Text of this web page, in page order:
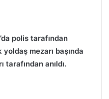
polis tarafından
mezarı başında
tarafından anıldı.